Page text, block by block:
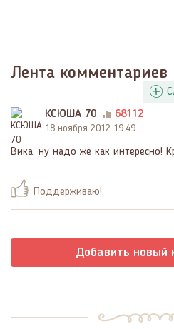
Лента комментариев
КСЮША 70
68112
18 ноября 2012 19:49
Вика, ну надо же как интересно!
Поддерживаю!
Добавить новый